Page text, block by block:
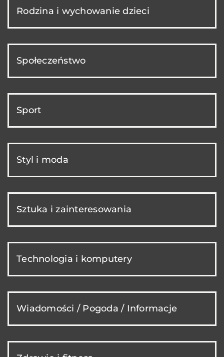
Rodzina i wychowanie dzieci
Społeczeństwo
Sport
Styl i moda
Sztuka i zainteresowania
Technologia i komputery
Wiadomości / Pogoda / Informacje